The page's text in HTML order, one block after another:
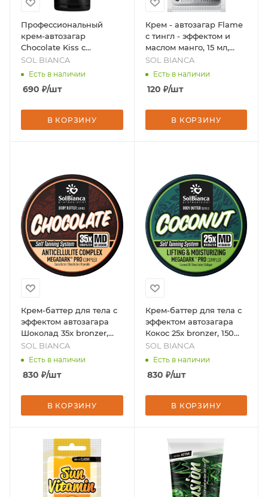
Профессиональный
крем-автозагар
Chocolate Kiss с
маслами какао, дерева
ши, черного тмина и
125 мл, бренд - SOL
SOL BIANCA
Есть в наличии
690 ₽/шт
В КОРЗИНУ
Крем - автозагар Flame
с тингл - эффектом и
маслом манго, 15 мл,
бренд - SOL BIANCA
SOL BIANCA
Есть в наличии
120 ₽/шт
В КОРЗИНУ
Крем-баттер для тела с
эффектом автозагара
Шоколад 35х bronzer,
150 мл, бренд - SOL
BIANCA
SOL BIANCA
Есть в наличии
830 ₽/шт
В КОРЗИНУ
Крем-баттер для тела с
эффектом автозагара
Кокос 25х bronzer, 150
мл., бренд - SOL BIANCA
SOL BIANCA
Есть в наличии
830 ₽/шт
В КОРЗИНУ